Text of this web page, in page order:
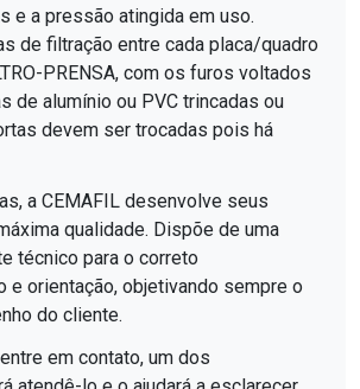
e a pressão atingida em uso.
de filtração entre cada placa/quadro
PRENSA, com os furos voltados
de alumínio ou PVC trincadas ou
devem ser trocadas pois há
a CEMAFIL desenvolve seus
qualidade. Dispõe de uma
técnico para o correto
e orientação, objetivando sempre o
do cliente.
em contato, um dos